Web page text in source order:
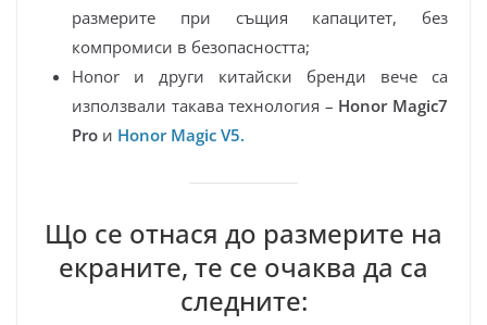
размерите при същия капацитет, без
компромиси в безопасността;
Honor и други китайски бренди вече са
използвали такава технология – Honor Magic7
Pro и Honor Magic V5.
Що се отнася до размерите на
екраните, те се очаква да са
следните: